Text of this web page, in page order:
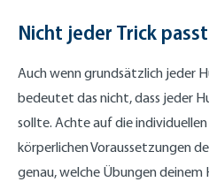
Nicht jeder Trick
Auch wenn grundsätzlich jeder
bedeutet das nicht, dass jeder
sollte. Achte auf die
körperlichen Voraussetzungen
genau, welche Übungen deinem